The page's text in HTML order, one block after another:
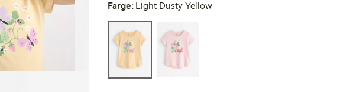
Farge: Light Dusty Yellow